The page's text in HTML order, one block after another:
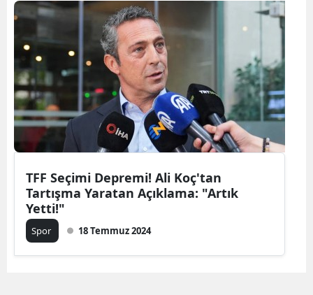
TFF Seçimi Depremi! Ali Koç'tan
Tartışma Yaratan Açıklama: "Artık
Yetti!"
Spor 18 Temmuz 2024